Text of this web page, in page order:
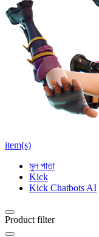
item(s)
মুল পাতা
Kick
Kick Chatbots AI
Product filter